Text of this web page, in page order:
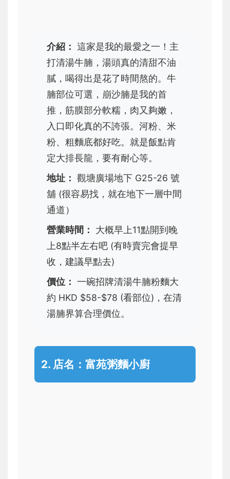
介紹： 這家是我的最愛之一！主
打清湯牛腩，湯頭真的清甜不油
膩，喝得出是花了時間熬的。牛
腩部位可選，崩沙腩是我的首
推，筋膜部分軟糯，肉又夠嫩，
入口即化真的不誇張。河粉、米
粉、粗麵底都好吃。就是飯點肯
定大排長龍，要有耐心等。
地址： 觀塘廣場地下 G25-26 號
舖 (很容易找，就在地下一層中間
通道）
營業時間：
大概早上11點開到晚
上8點半左右吧 (有時賣完會提早
收，建議早點去)
價位： 一碗招牌清湯牛腩粉麵大
約 HKD $58-$78 (看部位)，在清
湯腩界算合理價位。
2. 店名： 富苑粥麵小廚